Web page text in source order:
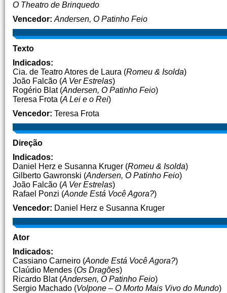
O Theatro de Brinquedo
Vencedor: Andersen, O Patinho Feio
Texto
Indicados:
Cia. de Teatro Atores de Laura (Romeu & Isolda)
João Falcão (A Ver Estrelas)
Rogério Blat (Andersen, O Patinho Feio)
Teresa Frota (A Lei e o Rei)
Vencedor: Teresa Frota
Direção
Indicados:
Daniel Herz e Susanna Kruger (Romeu & Isolda)
Gilberto Gawronski (Andersen, O Patinho Feio)
João Falcão (A Ver Estrelas)
Rafael Ponzi (Aonde Está Você Agora?)
Vencedor: Daniel Herz e Susanna Kruger
Ator
Indicados:
Cassiano Carneiro (Aonde Está Você Agora?)
Claúdio Mendes (Os Dragões)
Ricardo Blat (Andersen, O Patinho Feio)
Sergio Machado (Volpone – O Morto Mais Vivo do Mundo)